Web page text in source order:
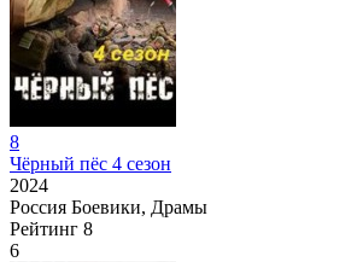
8
Чёрный пёс 4 сезон
2024
Россия Боевики, Драмы
Рейтинг 8
6